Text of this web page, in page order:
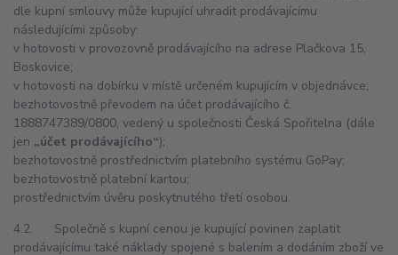
dle kupní smlouvy může kupující uhradit prodávajícímu
následujícími způsoby:
v hotovosti v provozovně prodávajícího na adrese Plačkova 15,
Boskovice;
v hotovosti na dobírku v místě určeném kupujícím v objednávce;
bezhotovostně převodem na účet prodávajícího č.
1888747389/0800, vedený u společnosti Česká Spořitelna (dále
jen „účet prodávajícího“);
bezhotovostně prostřednictvím platebního systému GoPay;
bezhotovostně platební kartou;
prostřednictvím úvěru poskytnutého třetí osobou.
4.2. Společně s kupní cenou je kupující povinen zaplatit
prodávajícímu také náklady spojené s balením a dodáním zboží ve